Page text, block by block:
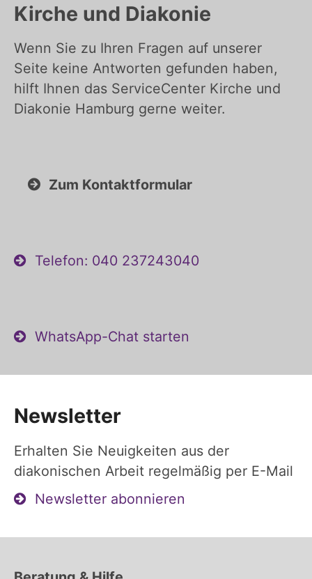
Kirche und Diakonie
Wenn Sie zu Ihren Fragen auf unserer
Seite keine Antworten gefunden haben,
hilft Ihnen das ServiceCenter Kirche und
Diakonie Hamburg gerne weiter.
Zum Kontaktformular
Telefon: 040 237243040
WhatsApp-Chat starten
Newsletter
Erhalten Sie Neuigkeiten aus der
diakonischen Arbeit regelmäßig per E-Mail
Newsletter abonnieren